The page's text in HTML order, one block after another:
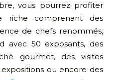
vous pourrez profiter
riche comprenant des
de chefs renommés,
avec 50 exposants, des
gourmet, des visites
ou encore des